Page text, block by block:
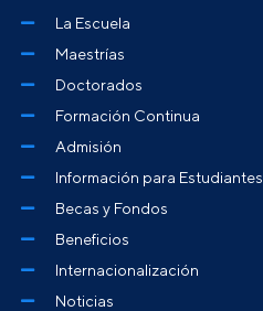
La Escuela
Maestrías
Doctorados
Formación Continua
Admisión
Información para Estudiantes
Becas y Fondos
Beneficios
Internacionalización
Noticias